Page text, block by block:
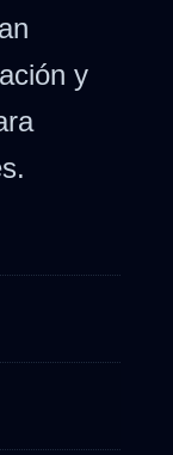
y